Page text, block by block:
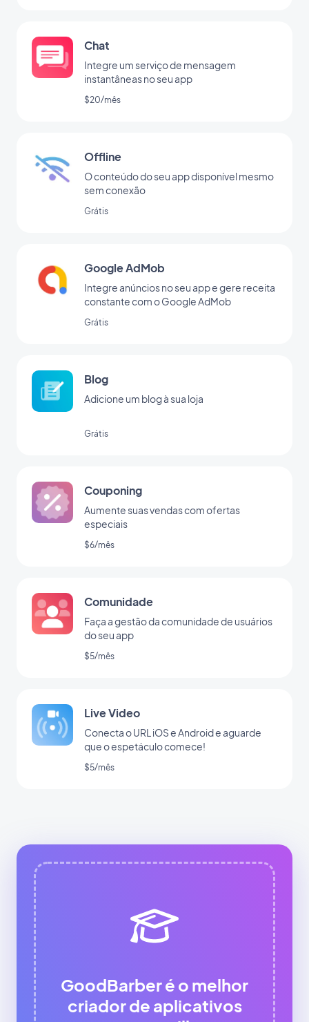
Chat
Integre um serviço de mensagem
instantâneas no seu app
$20/mês
Offline
O conteúdo do seu app disponível mesmo
sem conexão
Grátis
Google AdMob
Integre anúncios no seu app e gere receita
constante com o Google AdMob
Grátis
Blog
Adicione um blog à sua loja
Grátis
Couponing
Aumente suas vendas com ofertas
especiais
$6/mês
Comunidade
Faça a gestão da comunidade de usuários
do seu app
$5/mês
Live Video
Conecta o URL iOS e Android e aguarde
que o espetáculo comece!
$5/mês
GoodBarber é o melhor
criador de aplicativos